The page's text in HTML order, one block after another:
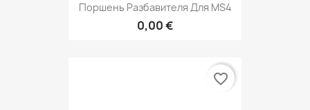
Поршень Разбавителя Для MS4
0,00 €
favorite_border